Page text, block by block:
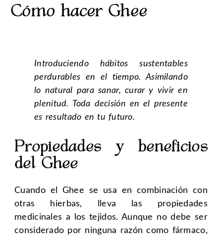
Cómo hacer Ghee
Introduciendo hábitos sustentables
perdurables en el tiempo.Asimilando
lo natural para sanar, curar y vivir en
plenitud. Toda decisión en el presente
es resultado en tu futuro.
Propiedades y beneficios
del Ghee
Cuando el Ghee se usa en combinación con
otras hierbas, lleva las propiedades
medicinales a los tejidos. Aunque no debe ser
considerado por ninguna razón como fármaco,